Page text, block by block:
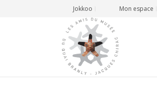
Jokkoo Mon espace